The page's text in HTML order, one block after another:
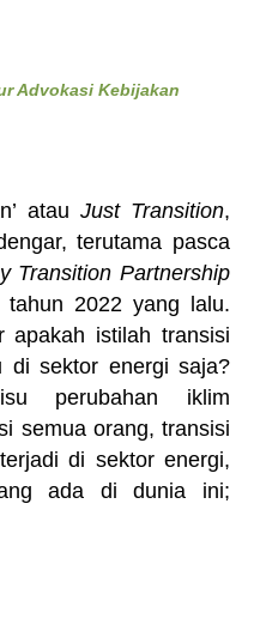
Advokasi Kebijakan
atau Just Transition,
terutama pasca
Transition Partnership
2022 yang lalu.
apakah istilah transisi
di sektor energi saja?
perubahan iklim
semua orang, transisi
di sektor energi,
ada di dunia ini;